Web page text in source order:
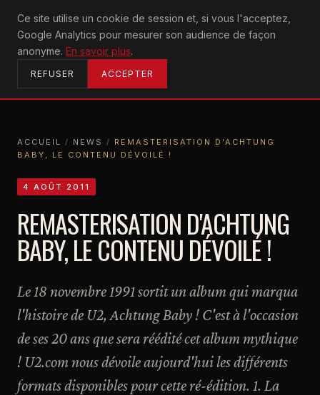
Ce site utilise un cookie de session et, si vous l'acceptez,
Google Analytics pour mesurer son audience de façon
anonyme. En savoir plus.
REFUSER ACCEPTER
U2achtung
ACCUEIL
ACCUEIL
ACCUEIL / NEWS / REMASTERISATION D'ACHTUNG
BABY, LE CONTENU DÉVOILÉ !
4 AOÛT 2011
REMASTERISATION D'ACHTUNG
BABY, LE CONTENU DÉVOILÉ !
Le 18 novembre 1991 sortit un album qui marqua
l'histoire de U2, Achtung Baby ! C'est à l'occasion
de ses 20 ans que sera réédité cet album mythique
! U2.com nous dévoile aujourd'hui les différents
formats disponibles pour cette ré-édition. 1. La